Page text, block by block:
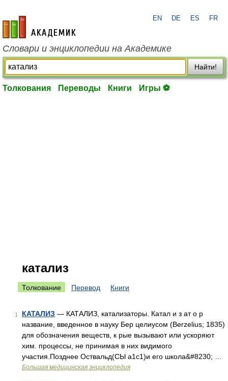
academic.ru
EN DE ES FR
Словари и энциклопедии на Академике
Найти!
Толкования Переводы Книги Игры ⚽
катализ
Толкование Перевод Книги
1 КАТАЛИЗ — КАТАЛИЗ, катализаторы. Катал и з ат о р
название, введенное в науку Бер целиусом (Berzelius; 1835)
для обозначения веществ, к рые вызывают или ускоряют
хим. процессы, не принимая в них видимого
участия.Позднее Оствальд(СЫ а1с1)и его школа&#8230; …
Большая медицинская энциклопедия